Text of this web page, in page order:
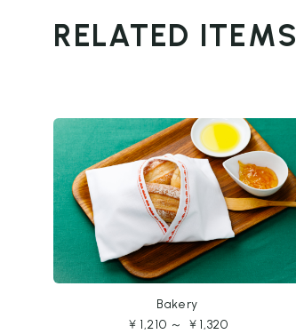
RELATED ITEMS
Bakery
￥1,210 ～ ￥1,320